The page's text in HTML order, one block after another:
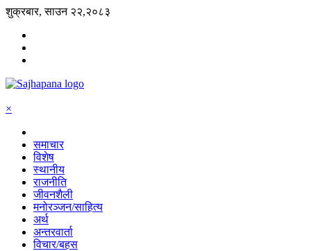
शुक्रबार, साउन २२,२०८३
×
समाचार
विशेष
स्थानीय
राजनीति
जीवनशैली
मनोरञ्जन/साहित्य
अर्थ
अन्तरवार्ता
विचार/बहस